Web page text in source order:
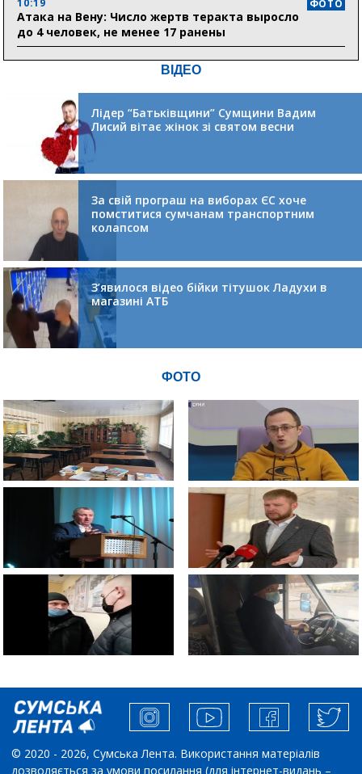
10:19 ФОТО
Атака на Вену: Число жертв теракта выросло
до 4 человек, не менее 17 ранены
ВІДЕО
Лідер “Батьківщини” Сумщини Вадим
Лисий вітає жінок зі святом весни
За свій програш на виборах ЄС хоче
помститися сумчанам транспортним
колапсом
З’явилося відео бійки тітушок Ладухи в
магазині АТБ
ФОТО
© 2020 - 2026, Сумська Лента. Використання матеріалів
дозволяється за умови посилання (для інтернет-видань –